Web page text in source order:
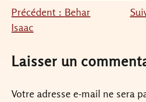
Navigation
de
l’article
Précédent : Behar
Isaac
Laisser un
Votre adresse e-mail ne sera